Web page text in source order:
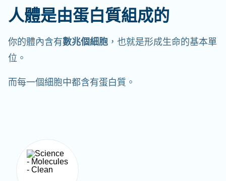
人體是由蛋白質組成的
你的體內含有數兆個細胞 ，也就是形成生命的基本單
位。
而每一個細胞中都含有蛋白質。